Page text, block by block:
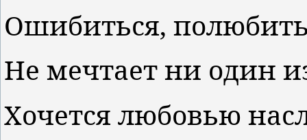
Ошибиться,
Не мечтает ни один
Хочется любовью